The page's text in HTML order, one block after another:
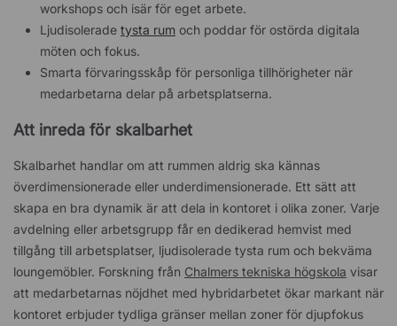
workshops och isär för eget arbete.
Ljudisolerade tysta rum och poddar för ostörda digitala
möten och fokus.
Smarta förvaringsskåp för personliga tillhörigheter när
medarbetarna delar på arbetsplatserna.
Att inreda för skalbarhet
Skalbarhet handlar om att rummen aldrig ska kännas
överdimensionerade eller underdimensionerade. Ett sätt att
skapa en bra dynamik är att dela in kontoret i olika zoner. Varje
avdelning eller arbetsgrupp får en dedikerad hemvist med
tillgång till arbetsplatser, ljudisolerade tysta rum och bekväma
loungemöbler. Forskning från Chalmers tekniska högskola visar
att medarbetarnas nöjdhet med hybridarbetet ökar markant när
kontoret erbjuder tydliga gränser mellan zoner för djupfokus